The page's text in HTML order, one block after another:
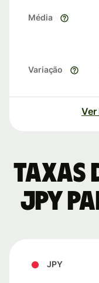
Média
Variação
Taxas
JPY
JPY